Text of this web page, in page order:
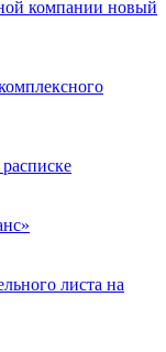
компании новый
листа на